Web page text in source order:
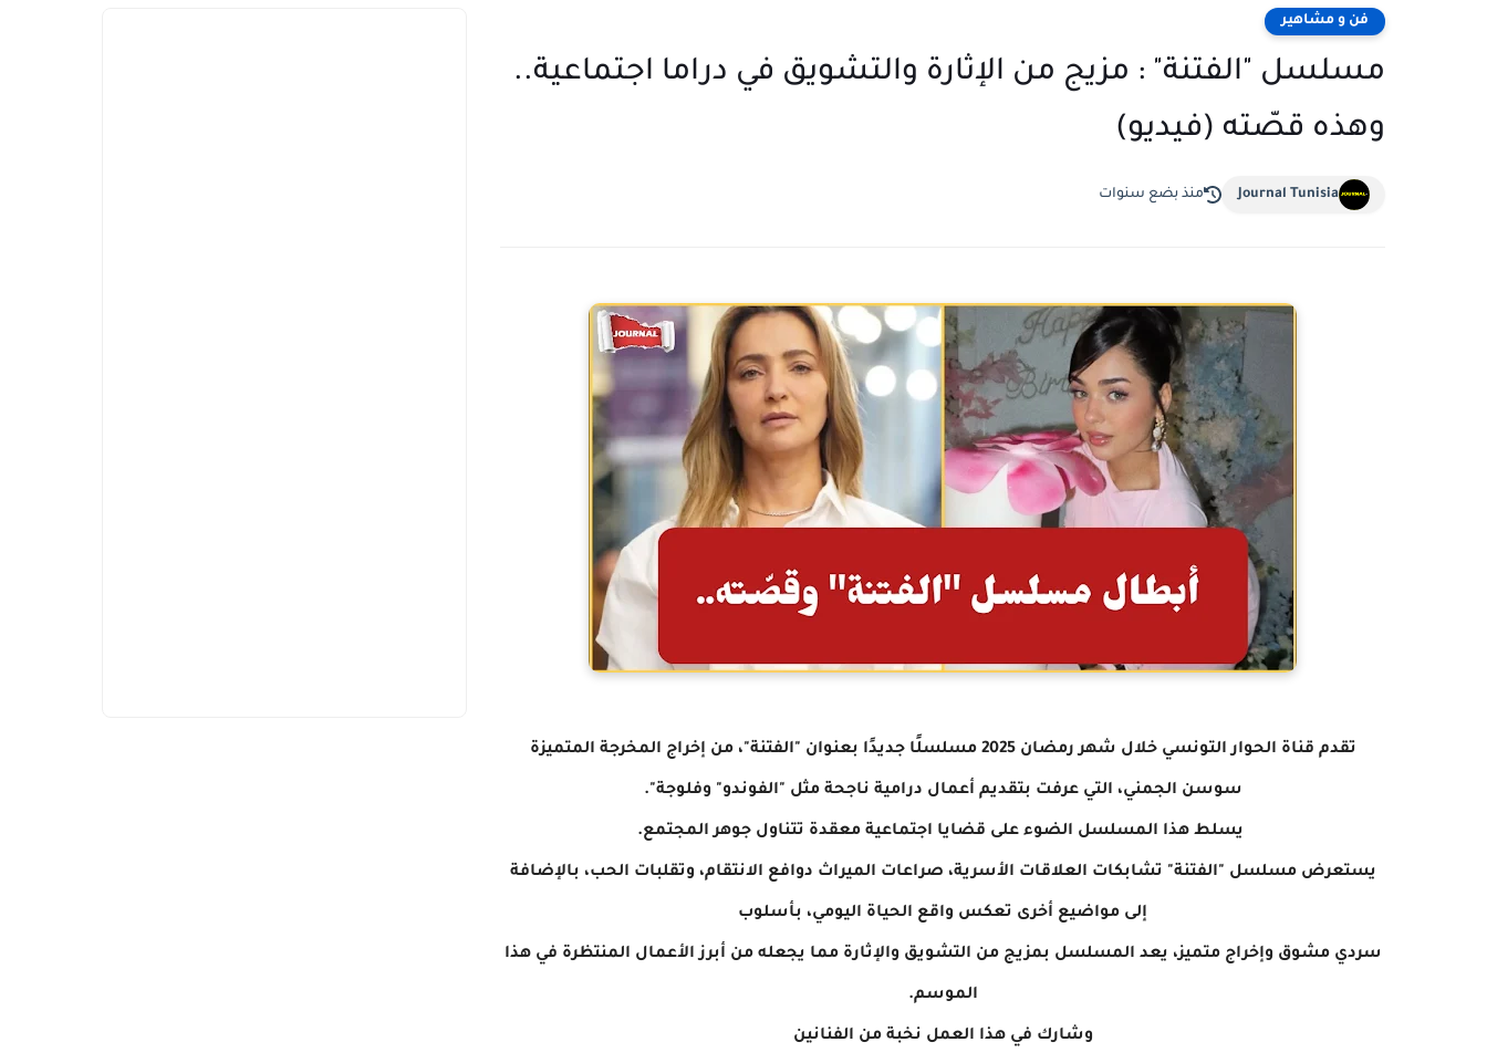
فن و مشاهير
مسلسل "الفتنة" : مزيج من الإثارة والتشويق في دراما اجتماعية..
وهذه قصّته (فيديو)
Journal Tunisia منذ بضع سنوات
تقدم قناة الحوار التونسي خلال شهر رمضان2025 مسلسلًا جديدًا بعنوان "الفتنة"، من إخراج المخرجة المتميزة
سوسن الجمني، التي عرفت بتقديم أعمال درامية ناجحة مثل "الفوندو" وفلوجة".
يسلط هذا المسلسل الضوء على قضايا اجتماعية معقدة تتناول جوهر المجتمع.
يستعرض مسلسل "الفتنة" تشابكات العلاقات الأسرية، صراعات الميراث دوافع الانتقام، وتقلبات الحب، بالإضافة
إلى مواضيع أخرى تعكس واقع الحياة اليومي، بأسلوب
سردي مشوق وإخراج متميز، يعد المسلسل بمزيج من التشويق والإثارة مما يجعله من أبرز الأعمال المنتظرة في هذا
الموسم.
وشارك في هذا العمل نخبة من الفنانين